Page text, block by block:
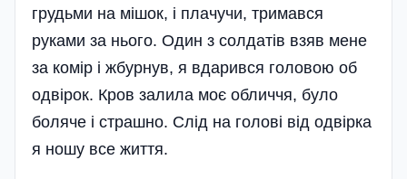
грудьми на мішок, і плачучи, тримався
руками за нього. Один з солдатів взяв мене
за комір і жбурнув, я вдарився головою об
одвірок. Кров залила моє обличчя, було
боляче і страшно. Слід на голові від одвірка
я ношу все життя.